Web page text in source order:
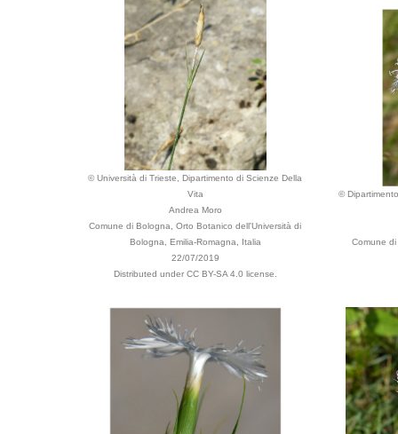
© Università di Trieste, Dipartimento di Scienze Della
Vita
Andrea Moro
Comune di Bologna, Orto Botanico dell'Università di
Bologna, Emilia-Romagna, Italia
22/07/2019
Distributed under CC BY-SA 4.0 license.
©
Comune